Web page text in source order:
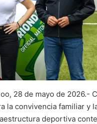
28 de mayo de
la convivencia familiar y
deportiva